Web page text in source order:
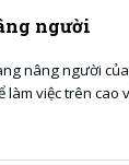
người
nâng người
làm việc trên cao